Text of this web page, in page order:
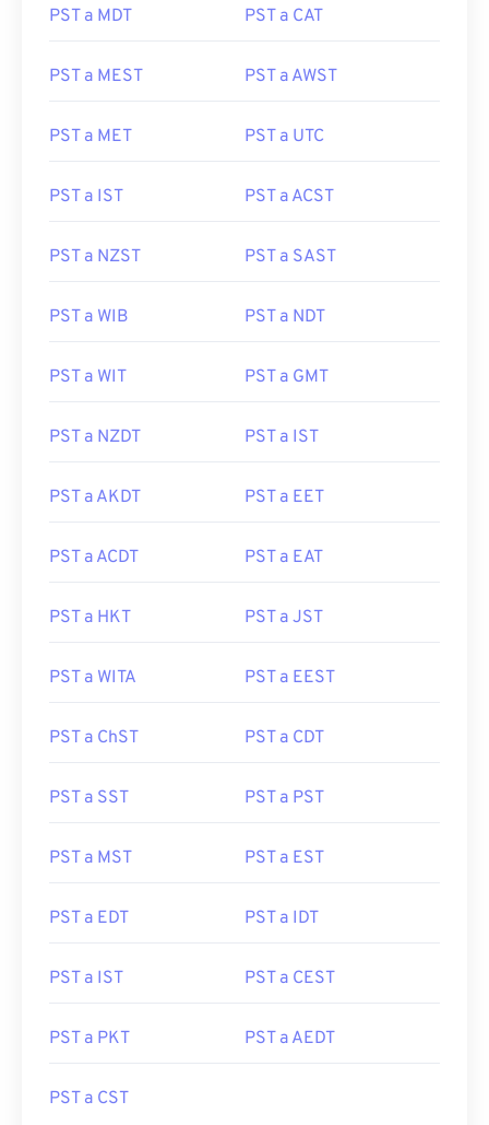
PST a MDT PST a CAT
PST a MEST PST a AWST
PST a MET PST a UTC
PST a IST PST a ACST
PST a NZST PST a SAST
PST a WIB PST a NDT
PST a WIT PST a GMT
PST a NZDT PST a IST
PST a AKDT PST a EET
PST a ACDT PST a EAT
PST a HKT PST a JST
PST a WITA PST a EEST
PST a ChST PST a CDT
PST a SST PST a PST
PST a MST PST a EST
PST a EDT PST a IDT
PST a IST PST a CEST
PST a PKT PST a AEDT
PST a CST